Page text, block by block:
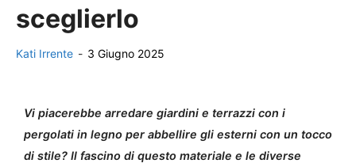
sceglierlo
Kati Irrente - 3 Giugno 2025
Vi piacerebbe arredare giardini e terrazzi con i
pergolati in legno per abbellire gli esterni con un tocco
di stile? Il fascino di questo materiale e le diverse